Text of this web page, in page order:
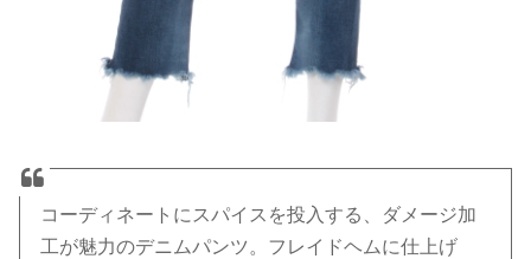
コーディネートにスパイスを投入する、ダメージ加
工が魅力のデニムパンツ。フレイドヘムに仕上げ